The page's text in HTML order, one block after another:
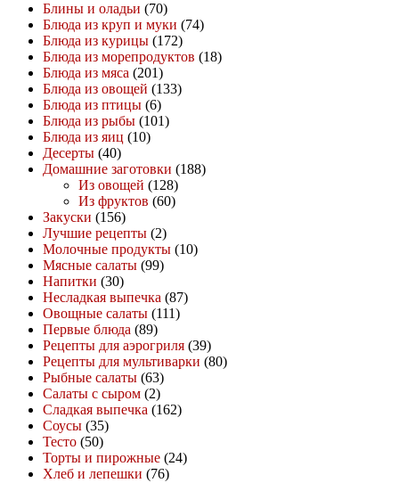
Блины и оладьи (70)
Блюда из круп и муки (74)
Блюда из курицы (172)
Блюда из морепродуктов (18)
Блюда из мяса (201)
Блюда из овощей (133)
Блюда из птицы (6)
Блюда из рыбы (101)
Блюда из яиц (10)
Десерты (40)
Домашние заготовки (188)
Из овощей (128)
Из фруктов (60)
Закуски (156)
Лучшие рецепты (2)
Молочные продукты (10)
Мясные салаты (99)
Напитки (30)
Несладкая выпечка (87)
Овощные салаты (111)
Первые блюда (89)
Рецепты для аэрогриля (39)
Рецепты для мультиварки (80)
Рыбные салаты (63)
Салаты с сыром (2)
Сладкая выпечка (162)
Соусы (35)
Тесто (50)
Торты и пирожные (24)
Хлеб и лепешки (76)